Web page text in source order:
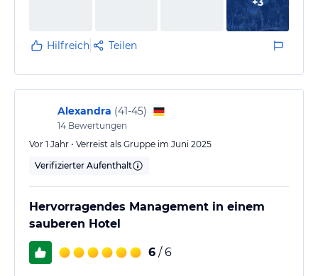
Hilfreich Teilen
Alexandra (41-45)
14 Bewertungen
Vor 1 Jahr • Verreist als Gruppe im Juni 2025
Verifizierter Aufenthalt
Hervorragendes Management in einem
sauberen Hotel
6 / 6